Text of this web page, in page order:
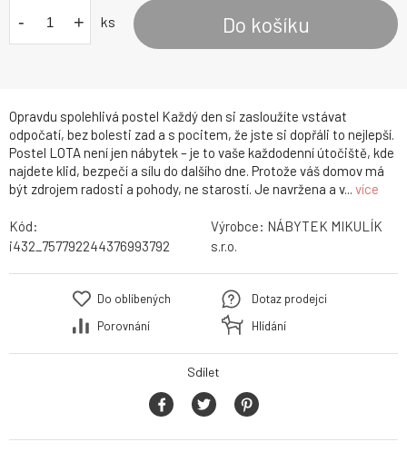
Opravdu spolehlivá postel Každý den si zasloužíte vstávat
odpočatí, bez bolesti zad a s pocitem, že jste si dopřáli to nejlepší.
Postel LOTA není jen nábytek – je to vaše každodenní útočiště, kde
najdete klid, bezpečí a sílu do dalšího dne. Protože váš domov má
být zdrojem radosti a pohody, ne starostí. Je navržena a v... více
- + ks Do košíku
Kód:
i432_757792244376993792
Výrobce: NÁBYTEK MIKULÍK
s.r.o.
Do oblíbených
Porovnání
Dotaz prodejci
Hlídání
Sdílet